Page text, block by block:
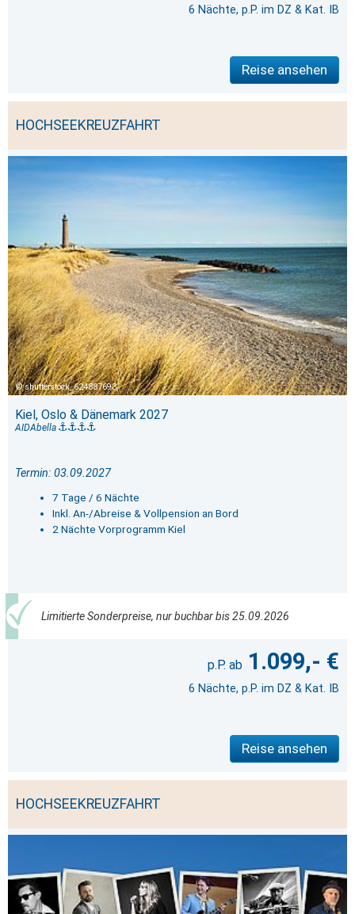
6 Nächte, p.P. im DZ & Kat. IB
Reise ansehen
HOCHSEEKREUZFAHRT
shutterstock_624887693
Kiel, Oslo & Dänemark 2027
AIDAbella
Termin: 03.09.2027
7 Tage / 6 Nächte
Inkl. An-/Abreise & Vollpension an Bord
2 Nächte Vorprogramm Kiel
Limitierte Sonderpreise, nur buchbar bis 25.09.2026
1.099,- €
6 Nächte, p.P. im DZ & Kat. IB
Reise ansehen
HOCHSEEKREUZFAHRT